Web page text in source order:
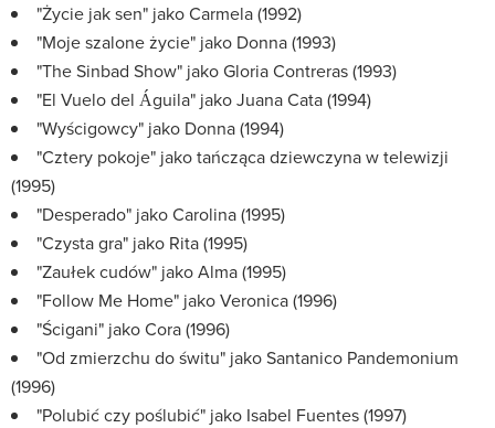
"Życie jak sen" jako Carmela (1992)
"Moje szalone życie" jako Donna (1993)
"The Sinbad Show" jako Gloria Contreras (1993)
"El Vuelo del Águila" jako Juana Cata (1994)
"Wyścigowcy" jako Donna (1994)
"Cztery pokoje" jako tańcząca dziewczyna w telewizji
(1995)
"Desperado" jako Carolina (1995)
"Czysta gra" jako Rita (1995)
"Zaułek cudów" jako Alma (1995)
"Follow Me Home" jako Veronica (1996)
"Ścigani" jako Cora (1996)
"Od zmierzchu do świtu" jako Santanico Pandemonium
(1996)
"Polubić czy poślubić" jako Isabel Fuentes (1997)